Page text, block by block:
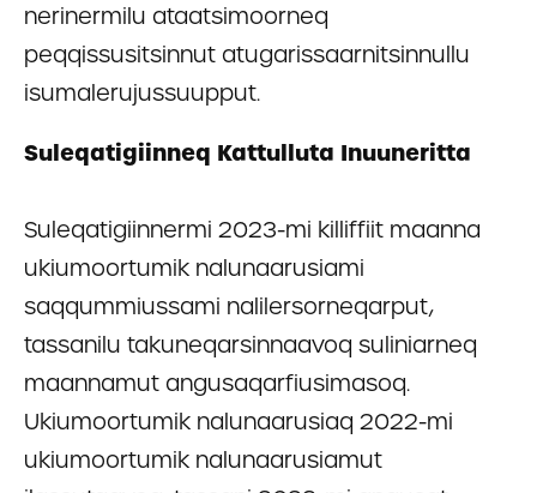
nerinermilu ataatsimoorneq
peqqissusitsinnut atugarissaarnitsinnullu
isumalerujussuupput.
Suleqatigiinneq Kattulluta Inuuneritta
Suleqatigiinnermi 2023-mi killiffiit maanna
ukiumoortumik nalunaarusiami
saqqummiussami nalilersorneqarput,
tassanilu takuneqarsinnaavoq suliniarneq
maannamut angusaqarfiusimasoq.
Ukiumoortumik nalunaarusiaq 2022-mi
ukiumoortumik nalunaarusiamut